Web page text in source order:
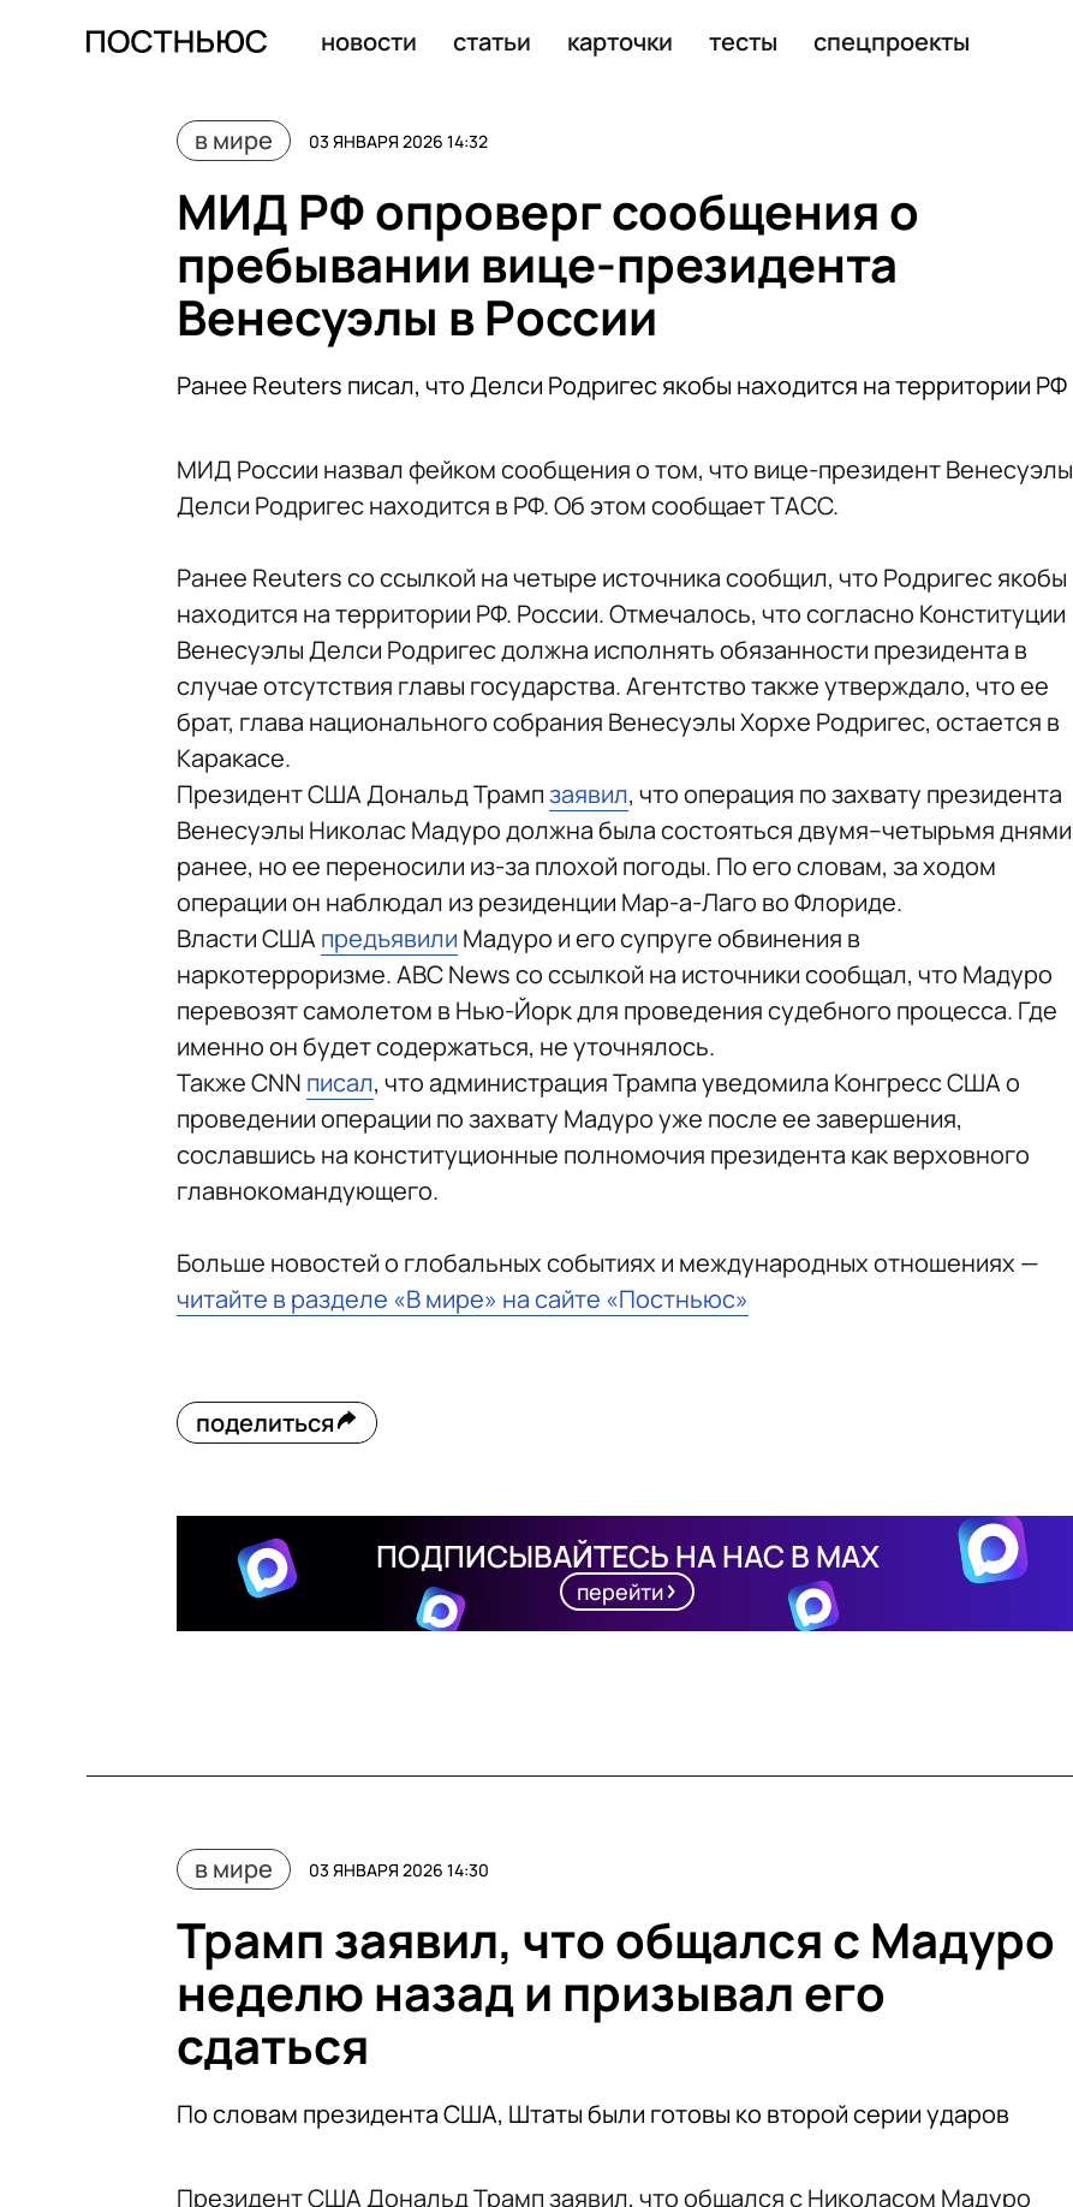
новости статьи карточки тесты спецпроекты
в мире 03 ЯНВАРЯ 2026 14:32
МИД РФ опроверг сообщения о
пребывании вице-президента
Венесуэлы в России
Ранее Reuters писал, что Делси Родригес якобы находится на территории РФ
МИД России назвал фейком сообщения о том, что вице-президент Венесуэлы
Делси Родригес находится в РФ. Об этом сообщает ТАСС.
Ранее Reuters со ссылкой на четыре источника сообщил, что Родригес якобы
находится на территории РФ. России. Отмечалось, что согласно Конституции
Венесуэлы Делси Родригес должна исполнять обязанности президента в
случае отсутствия главы государства. Агентство также утверждало, что ее
брат, глава национального собрания Венесуэлы Хорхе Родригес, остается в
Каракасе.
Президент США Дональд Трампзаявил, что операция по захвату президента
Венесуэлы Николас Мадуро должна была состояться двумя–четырьмя днями
ранее, но ее переносили из-за плохой погоды. По его словам, за ходом
операции он наблюдал из резиденции Мар-а-Лаго во Флориде.
Власти СШАпредъявили Мадуро и его супруге обвинения в
наркотерроризме. ABC News со ссылкой на источники сообщал, что Мадуро
перевозят самолетом в Нью-Йорк для проведения судебного процесса. Где
именно он будет содержаться, не уточнялось.
Также CNN писал, что администрация Трампа уведомила Конгресс США о
проведении операции по захвату Мадуро уже после ее завершения,
сославшись на конституционные полномочия президента как верховного
главнокомандующего.
Больше новостей о глобальных событиях и международных отношениях —
читайте в разделе «В мире» на сайте «Постньюс»
поделиться
ПОДПИСЫВАЙТЕСЬ НА НАС В MAX
перейти
в мире 03 ЯНВАРЯ 2026 14:30
Трамп заявил, что общался с Мадуро
неделю назад и призывал его
сдаться
По словам президента США, Штаты были готовы ко второй серии ударов
Президент США Дональд Трамп заявил, что общался с Николасом Мадуро